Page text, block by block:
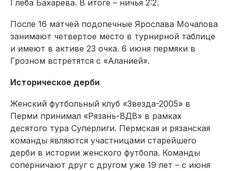
Глеба Бахарева. В итоге – ничья 2:2.
После 16 матчей подопечные Ярослава Мочалова
занимают четвертое место в турнирной таблице
и имеют в активе 23 очка. 6 июня пермяки в
Грозном встретятся с «Аланией».
Историческое дерби
Женский футбольный клуб «Звезда-2005» в
Перми принимал «Рязань-ВДВ» в рамках
десятого тура Суперлиги. Пермская и рязанская
команды являются участницами старейшего
дерби в истории женского футбола. Команды
соперничают друг с другом уже 19 лет – с июня